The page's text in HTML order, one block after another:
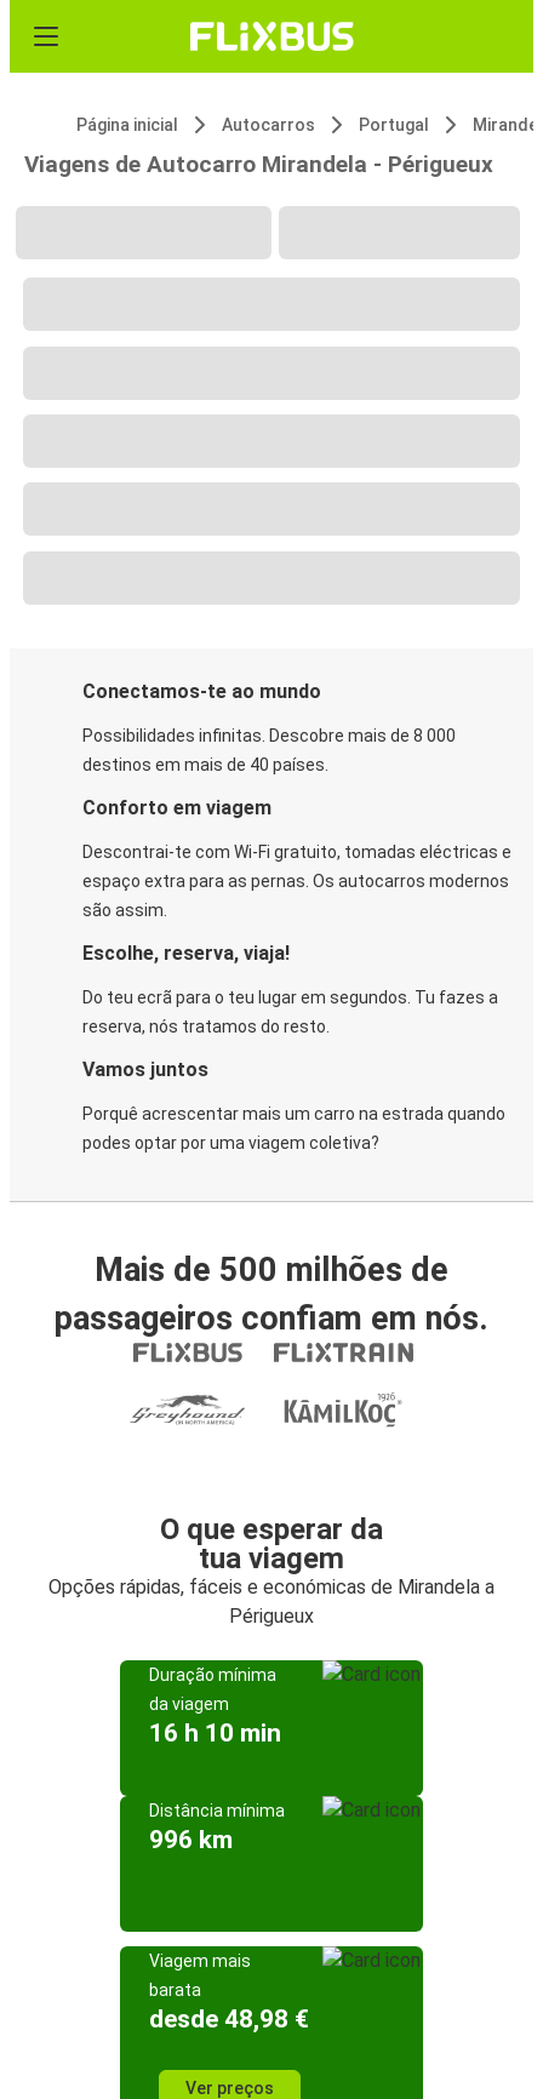
Página inicial Autocarros Portugal
Viagens de Autocarro Mirandela - Périgueux
Conectamos-te ao mundo
Possibilidades infinitas. Descobre mais de 8 000
destinos em mais de 40 países.
Conforto em viagem
Descontrai-te com Wi-Fi gratuito, tomadas eléctricas e
espaço extra para as pernas. Os autocarros modernos
são assim.
Escolhe, reserva, viaja!
Do teu ecrã para o teu lugar em segundos. Tu fazes a
reserva, nós tratamos do resto.
Vamos juntos
Porquê acrescentar mais um carro na estrada quando
podes optar por uma viagem coletiva?
Mais de 500 milhões de
passageiros confiam em nós.
O que esperar da
tua viagem
Opções rápidas, fáceis e económicas de Mirandela a
Périgueux
Duração mínima
da viagem
16 h 10 min
Distância mínima
996 km
Viagem mais
barata
desde 48,98 €
Ver preços